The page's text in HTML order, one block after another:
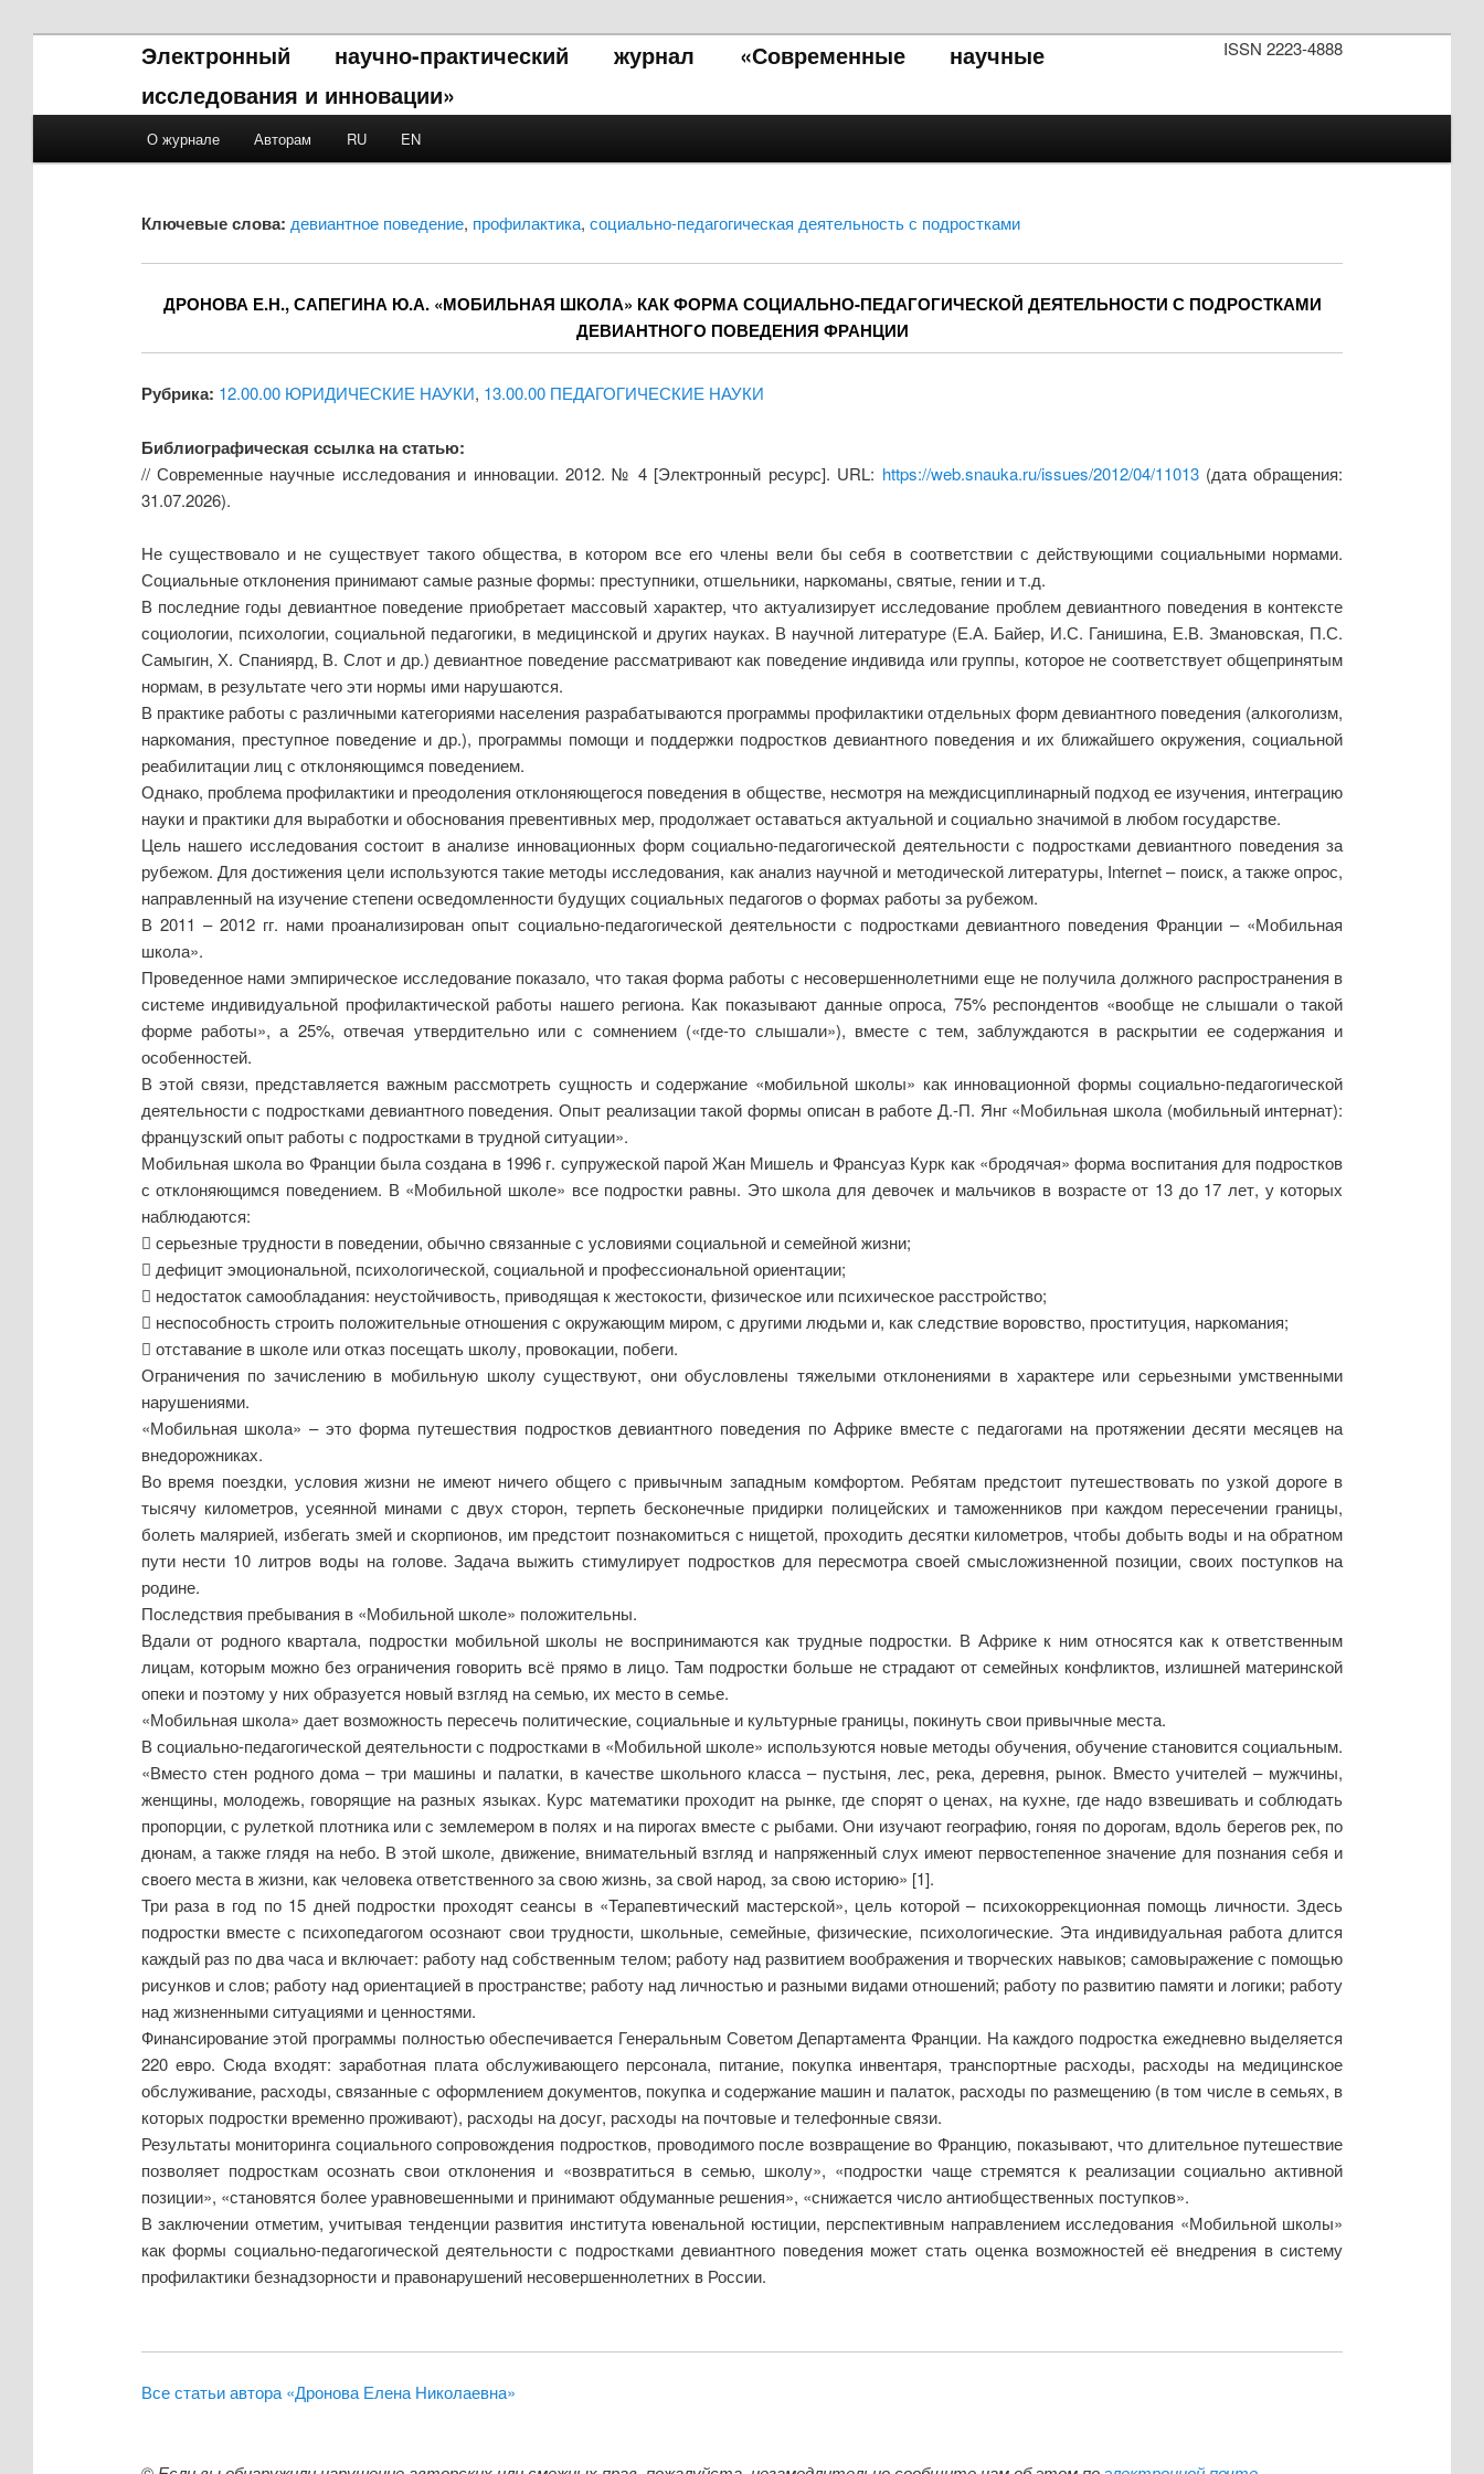
ISSN 2223-4888
Электронный научно-практический журнал «Современные научные
исследования и инновации»
Skip to primary content
Skip to secondary content
О журнале Авторам RU EN
Ключевые слова: девиантное поведение, профилактика, социально-педагогическая деятельность с подростками
ДРОНОВА Е.Н., САПЕГИНА Ю.А. «МОБИЛЬНАЯ ШКОЛА» КАК ФОРМА СОЦИАЛЬНО-ПЕДАГОГИЧЕСКОЙ ДЕЯТЕЛЬНОСТИ С ПОДРОСТКАМИ
ДЕВИАНТНОГО ПОВЕДЕНИЯ ФРАНЦИИ
Рубрика: 12.00.00 ЮРИДИЧЕСКИЕ НАУКИ, 13.00.00 ПЕДАГОГИЧЕСКИЕ НАУКИ
Библиографическая ссылка на статью:
// Современные научные исследования и инновации. 2012. № 4 [Электронный ресурс]. URL: https://web.snauka.ru/issues/2012/04/11013(дата обращения:
31.07.2026).
Не существовало и не существует такого общества, в котором все его члены вели бы себя в соответствии с действующими социальными нормами.
Социальные отклонения принимают самые разные формы: преступники, отшельники, наркоманы, святые, гении и т.д.
В последние годы девиантное поведение приобретает массовый характер, что актуализирует исследование проблем девиантного поведения в контексте
социологии, психологии, социальной педагогики, в медицинской и других науках. В научной литературе (Е.А. Байер, И.С. Ганишина, Е.В. Змановская, П.С.
Самыгин, Х. Спаниярд, В. Слот и др.) девиантное поведение рассматривают как поведение индивида или группы, которое не соответствует общепринятым
нормам, в результате чего эти нормы ими нарушаются.
В практике работы с различными категориями населения разрабатываются программы профилактики отдельных форм девиантного поведения (алкоголизм,
наркомания, преступное поведение и др.), программы помощи и поддержки подростков девиантного поведения и их ближайшего окружения, социальной
реабилитации лиц с отклоняющимся поведением.
Однако, проблема профилактики и преодоления отклоняющегося поведения в обществе, несмотря на междисциплинарный подход ее изучения, интеграцию
науки и практики для выработки и обоснования превентивных мер, продолжает оставаться актуальной и социально значимой в любом государстве.
Цель нашего исследования состоит в анализе инновационных форм социально-педагогической деятельности с подростками девиантного поведения за
рубежом. Для достижения цели используются такие методы исследования, как анализ научной и методической литературы, Internet – поиск, а также опрос,
направленный на изучение степени осведомленности будущих социальных педагогов о формах работы за рубежом.
В 2011 – 2012 гг. нами проанализирован опыт социально-педагогической деятельности с подростками девиантного поведения Франции – «Мобильная
школа».
Проведенное нами эмпирическое исследование показало, что такая форма работы с несовершеннолетними еще не получила должного распространения в
системе индивидуальной профилактической работы нашего региона. Как показывают данные опроса, 75% респондентов «вообще не слышали о такой
форме работы», а 25%, отвечая утвердительно или с сомнением («где-то слышали»), вместе с тем, заблуждаются в раскрытии ее содержания и
особенностей.
В этой связи, представляется важным рассмотреть сущность и содержание «мобильной школы» как инновационной формы социально-педагогической
деятельности с подростками девиантного поведения. Опыт реализации такой формы описан в работе Д.-П. Янг «Мобильная школа (мобильный интернат):
французский опыт работы с подростками в трудной ситуации».
Мобильная школа во Франции была создана в 1996 г. супружеской парой Жан Мишель и Франсуаз Курк как «бродячая» форма воспитания для подростков
с отклоняющимся поведением. В «Мобильной школе» все подростки равны. Это школа для девочек и мальчиков в возрасте от 13 до 17 лет, у которых
наблюдаются:
 серьезные трудности в поведении, обычно связанные с условиями социальной и семейной жизни;
 дефицит эмоциональной, психологической, социальной и профессиональной ориентации;
 недостаток самообладания: неустойчивость, приводящая к жестокости, физическое или психическое расстройство;
 неспособность строить положительные отношения с окружающим миром, с другими людьми и, как следствие воровство, проституция, наркомания;
 отставание в школе или отказ посещать школу, провокации, побеги.
Ограничения по зачислению в мобильную школу существуют, они обусловлены тяжелыми отклонениями в характере или серьезными умственными
нарушениями.
«Мобильная школа» – это форма путешествия подростков девиантного поведения по Африке вместе с педагогами на протяжении десяти месяцев на
внедорожниках.
Во время поездки, условия жизни не имеют ничего общего с привычным западным комфортом. Ребятам предстоит путешествовать по узкой дороге в
тысячу километров, усеянной минами с двух сторон, терпеть бесконечные придирки полицейских и таможенников при каждом пересечении границы,
болеть малярией, избегать змей и скорпионов, им предстоит познакомиться с нищетой, проходить десятки километров, чтобы добыть воды и на обратном
пути нести 10 литров воды на голове. Задача выжить стимулирует подростков для пересмотра своей смысложизненной позиции, своих поступков на
родине.
Последствия пребывания в «Мобильной школе» положительны.
Вдали от родного квартала, подростки мобильной школы не воспринимаются как трудные подростки. В Африке к ним относятся как к ответственным
лицам, которым можно без ограничения говорить всё прямо в лицо. Там подростки больше не страдают от семейных конфликтов, излишней материнской
опеки и поэтому у них образуется новый взгляд на семью, их место в семье.
«Мобильная школа» дает возможность пересечь политические, социальные и культурные границы, покинуть свои привычные места.
В социально-педагогической деятельности с подростками в «Мобильной школе» используются новые методы обучения, обучение становится социальным.
«Вместо стен родного дома – три машины и палатки, в качестве школьного класса – пустыня, лес, река, деревня, рынок. Вместо учителей – мужчины,
женщины, молодежь, говорящие на разных языках. Курс математики проходит на рынке, где спорят о ценах, на кухне, где надо взвешивать и соблюдать
пропорции, с рулеткой плотника или с землемером в полях и на пирогах вместе с рыбами. Они изучают географию, гоняя по дорогам, вдоль берегов рек, по
дюнам, а также глядя на небо. В этой школе, движение, внимательный взгляд и напряженный слух имеют первостепенное значение для познания себя и
своего места в жизни, как человека ответственного за свою жизнь, за свой народ, за свою историю» [1].
Три раза в год по 15 дней подростки проходят сеансы в «Терапевтический мастерской», цель которой – психокоррекционная помощь личности. Здесь
подростки вместе с психопедагогом осознают свои трудности, школьные, семейные, физические, психологические. Эта индивидуальная работа длится
каждый раз по два часа и включает: работу над собственным телом; работу над развитием воображения и творческих навыков; самовыражение с помощью
рисунков и слов; работу над ориентацией в пространстве; работу над личностью и разными видами отношений; работу по развитию памяти и логики; работу
над жизненными ситуациями и ценностями.
Финансирование этой программы полностью обеспечивается Генеральным Советом Департамента Франции. На каждого подростка ежедневно выделяется
220 евро. Сюда входят: заработная плата обслуживающего персонала, питание, покупка инвентаря, транспортные расходы, расходы на медицинское
обслуживание, расходы, связанные с оформлением документов, покупка и содержание машин и палаток, расходы по размещению (в том числе в семьях, в
которых подростки временно проживают), расходы на досуг, расходы на почтовые и телефонные связи.
Результаты мониторинга социального сопровождения подростков, проводимого после возвращение во Францию, показывают, что длительное путешествие
позволяет подросткам осознать свои отклонения и «возвратиться в семью, школу», «подростки чаще стремятся к реализации социально активной
позиции», «становятся более уравновешенными и принимают обдуманные решения», «снижается число антиобщественных поступков».
В заключении отметим, учитывая тенденции развития института ювенальной юстиции, перспективным направлением исследования «Мобильной школы»
как формы социально-педагогической деятельности с подростками девиантного поведения может стать оценка возможностей её внедрения в систему
профилактики безнадзорности и правонарушений несовершеннолетних в России.
Все статьи автора «Дронова Елена Николаевна»